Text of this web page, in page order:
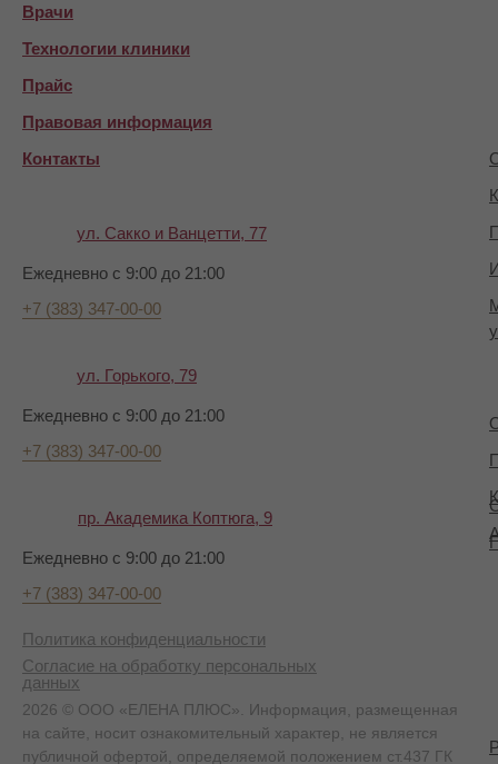
Прайс
Ежедневно с 9:00 до 21:00
+7 (383) 347-00-00
ул. Сакко и Ванцетти, 77
Ежедневно с 9:00 до 21:00
+7 (383) 347-00-00
ул. Горького, 79
Ежедневно с 9:00 до 21:00
+7 (383) 347-00-00
пр. Академика Коптюга, 9
Технологии клиники
Врачи
Правовая информация
Контакты
Политика конфиденциальности
Согласие на обработку персональных
данных
2026 © ООО «ЕЛЕНА ПЛЮС». Информация, размещенная
на сайте, носит ознакомительный характер, не является
публичной офертой, определяемой положением ст.437 ГК